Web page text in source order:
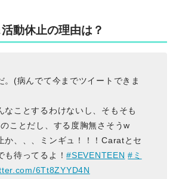
動休止の理由は？
。(病んでて今までツイートできま
なことするわけないし、そもそも
ことだし、する度胸無さそうw
か、、、ミンギュ！！！Caratとセ
も待ってるよ！#SEVENTEEN #ミ
6Tt8ZYYD4N